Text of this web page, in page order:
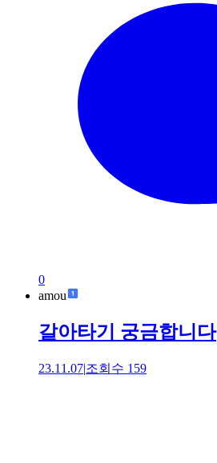
0
amou
갈아타기 궁금합니다
23.11.07|조회수 159